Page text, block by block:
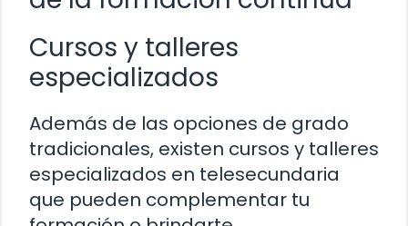
Cursos y talleres
especializados
Además de las opciones de grado
tradicionales, existen cursos y talleres
especializados en telesecundaria
que pueden complementar tu